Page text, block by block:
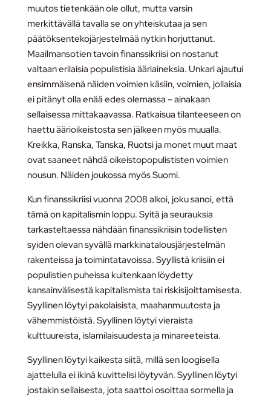
muutos tietenkään ole ollut, mutta varsin
merkittävällä tavalla se on yhteiskutaa ja sen
päätöksentekojärjestelmää nytkin horjuttanut.
Maailmansotien tavoin finanssikriisi on nostanut
valtaan erilaisia populistisia ääriaineksia. Unkari ajautui
ensimmäisenä näiden voimien käsiin, voimien, jollaisia
ei pitänyt olla enää edes olemassa – ainakaan
sellaisessa mittakaavassa. Ratkaisua tilanteeseen on
haettu äärioikeistosta sen jälkeen myös muualla.
Kreikka, Ranska, Tanska, Ruotsi ja monet muut maat
ovat saaneet nähdä oikeistopopulististen voimien
nousun. Näiden joukossa myös Suomi.
Kun finanssikriisi vuonna 2008 alkoi, joku sanoi, että
tämä on kapitalismin loppu. Syitä ja seurauksia
tarkasteltaessa nähdään finanssikriisin todellisten
syiden olevan syvällä markkinatalousjärjestelmän
rakenteissa ja toimintatavoissa. Syyllistä kriisiin ei
populistien puheissa kuitenkaan löydetty
kansainvälisestä kapitalismista tai riskisijoittamisesta.
Syyllinen löytyi pakolaisista, maahanmuutosta ja
vähemmistöistä. Syyllinen löytyi vieraista
kulttuureista, islamilaisuudesta ja minareeteista.
Syyllinen löytyi kaikesta siitä, millä sen loogisella
ajattelulla ei ikinä kuvittelisi löytyvän. Syyllinen löytyi
jostakin sellaisesta, jota saattoi osoittaa sormella ja